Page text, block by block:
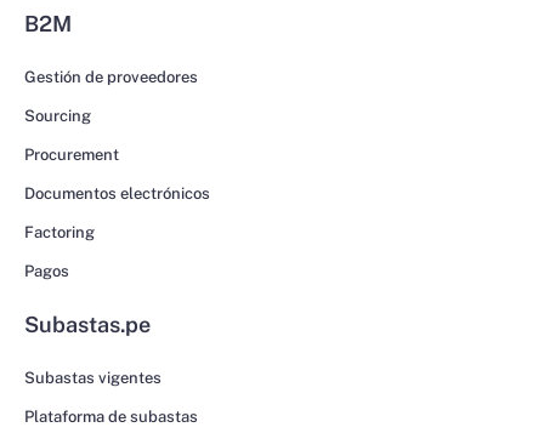
B2M
Gestión de proveedores
Sourcing
Procurement
Documentos electrónicos
Factoring
Pagos
Subastas.pe
Subastas vigentes
Plataforma de subastas